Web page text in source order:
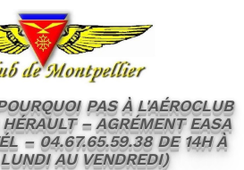
PAS À L'AÉROCLUB
– AGRÉMENT EASA
– 04.67.65.59.38 DE 14H À
AU VENDREDI)